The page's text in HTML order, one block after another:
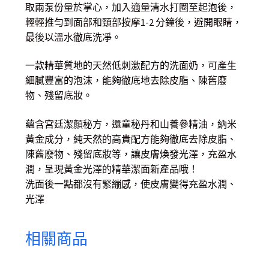
取兩泵份量於掌心，加入適量清水打圈至起泡後，
輕輕推勻到面部和頸部按摩1-2 分鐘後，避開眼睛，
最後以溫水徹底洗凈。
一款精華質地的天然低刺激配方的洗面奶，可產生
細膩豐富的泡沫，能夠徹底地去除皮脂、陳舊廢
物、殘留底妝。
蘊含宮廷潔顏秘方，還童秘丹和山養參精油，納米
黃金成分，純天然的高貴配方能夠徹底去除皮脂、
陳舊廢物、殘留底妝等，讓皮膚煥發光澤，充盈水
潤，呈現黃金光澤的精華潔面新產品哦！
洗面後一點都沒有緊繃感，使皮膚變得充盈水潤、
光澤
相關商品